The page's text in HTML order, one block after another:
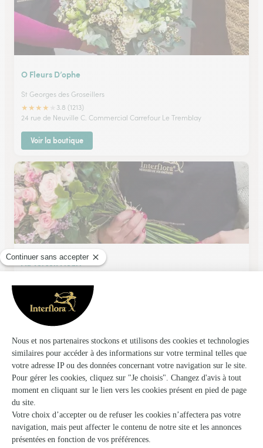
O Fleurs D’ophe
St Georges des Groseillers
★★★★
3.8 (1213)
24 rue de Neuville C. Commercial Carrefour Le Tremblay
Voir la boutique
Au Verson Fleuri
★4.6 (89)
35 bis, rue Général Leclerc
Voir la boutique